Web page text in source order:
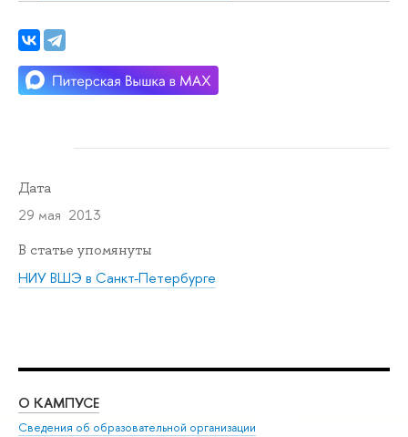
Дата
29 мая 2013
В статье упомянуты
НИУ ВШЭ в Санкт-Петербурге
О КАМПУСЕ
Сведения об образовательной организации